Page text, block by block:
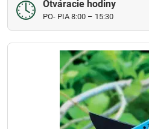
Otváracie hodiny
PO- PIA 8:00 – 15:30